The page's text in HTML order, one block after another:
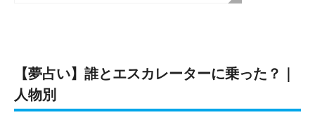
【夢占い】誰とエスカレーターに乗った？｜
人物別